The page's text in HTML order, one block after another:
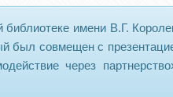
библиотеке имени В.Г.
был совмещен с
через